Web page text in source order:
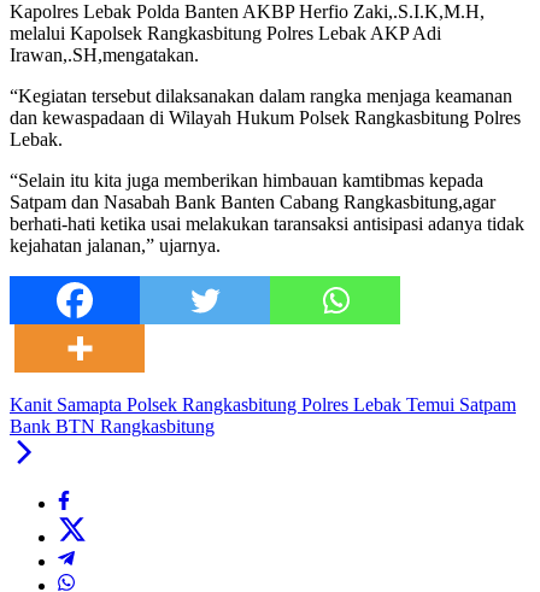
Kapolres Lebak Polda Banten AKBP Herfio Zaki,.S.I.K,M.H,
melalui Kapolsek Rangkasbitung Polres Lebak AKP Adi
Irawan,.SH,mengatakan.
“Kegiatan tersebut dilaksanakan dalam rangka menjaga keamanan
dan kewaspadaan di Wilayah Hukum Polsek Rangkasbitung Polres
Lebak.
“Selain itu kita juga memberikan himbauan kamtibmas kepada
Satpam dan Nasabah Bank Banten Cabang Rangkasbitung,agar
berhati-hati ketika usai melakukan taransaksi antisipasi adanya tidak
kejahatan jalanan,” ujarnya.
Kanit Samapta Polsek Rangkasbitung Polres Lebak Temui Satpam
Bank BTN Rangkasbitung